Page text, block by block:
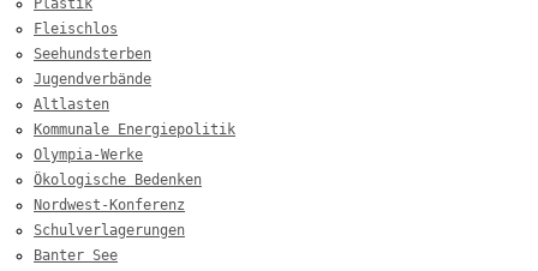
Plastik
Fleischlos
Seehundsterben
Jugendverbände
Altlasten
Kommunale Energiepolitik
Olympia-Werke
Ökologische Bedenken
Nordwest-Konferenz
Schulverlagerungen
Banter See